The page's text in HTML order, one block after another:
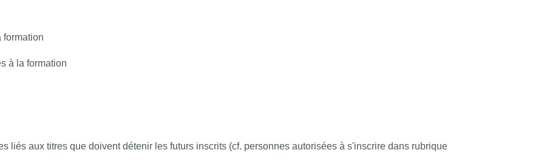
formation
à la formation
liés aux titres que doivent détenir les futurs inscrits (cf. personnes autorisées à s'inscrire dans rubrique